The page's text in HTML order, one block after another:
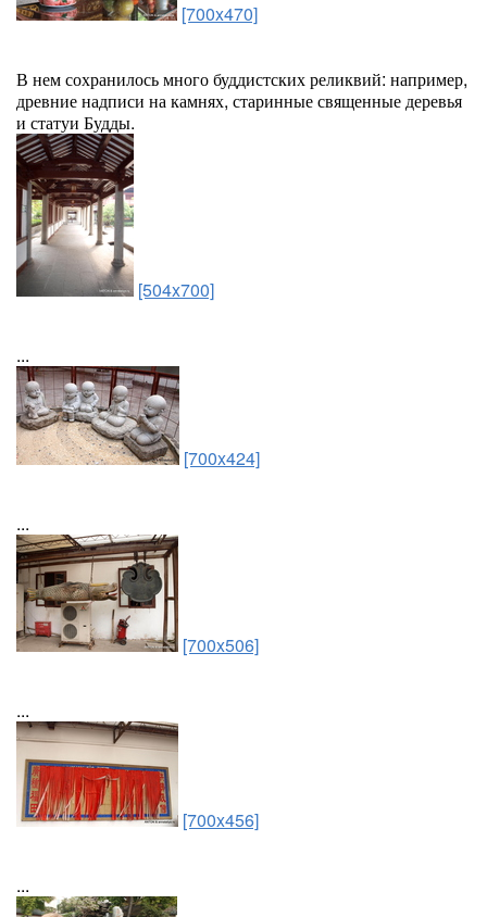
[700x470]
В нем сохранилось много буддистских реликвий: например,
древние надписи на камнях, старинные священные деревья
и статуи Будды.
[504x700]
...
[700x424]
...
[700x506]
...
[700x456]
...